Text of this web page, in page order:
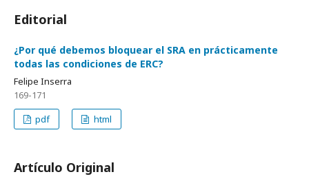
Editorial
¿Por qué debemos bloquear el SRA en prácticamente
todas las condiciones de ERC?
Felipe Inserra
169-171
pdf
html
Artículo Original